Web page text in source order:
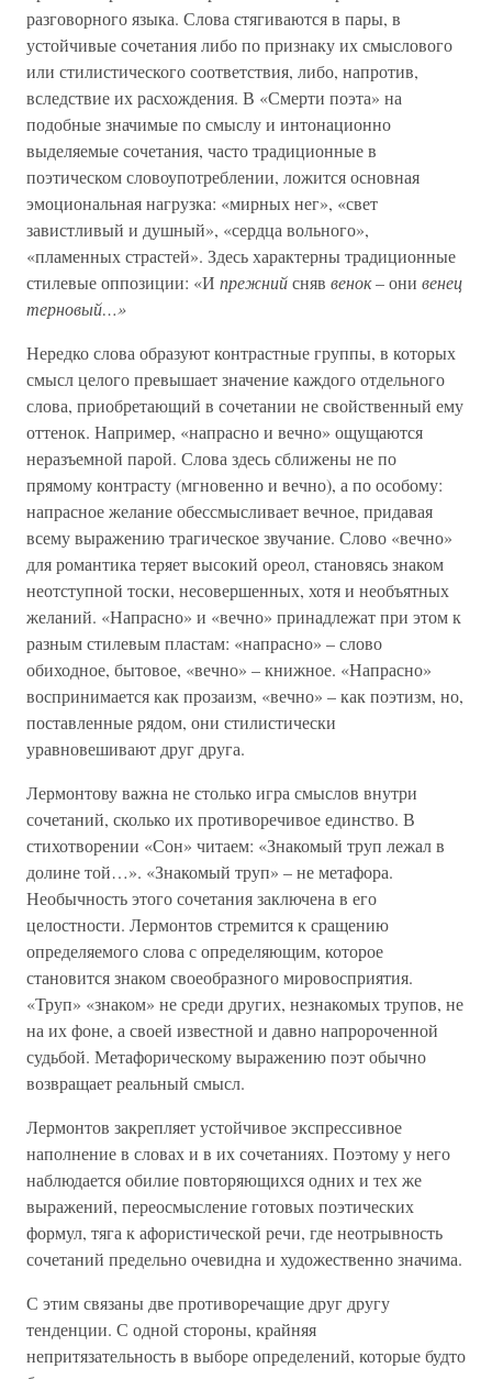
разговорного языка. Слова стягиваются в пары, в
устойчивые сочетания либо по признаку их смыслового
или стилистического соответствия, либо, напротив,
вследствие их расхождения. В «Смерти поэта» на
подобные значимые по смыслу и интонационно
выделяемые сочетания, часто традиционные в
поэтическом словоупотреблении, ложится основная
эмоциональная нагрузка: «мирных нег», «свет
завистливый и душный», «сердца вольного»,
«пламенных страстей». Здесь характерны традиционные
стилевые оппозиции: «И прежнийсняв венок– они венец
терновый…»
Нередко слова образуют контрастные группы, в которых
смысл целого превышает значение каждого отдельного
слова, приобретающий в сочетании не свойственный ему
оттенок. Например, «напрасно и вечно» ощущаются
неразъемной парой. Слова здесь сближены не по
прямому контрасту (мгновенно и вечно), а по особому:
напрасное желание обессмысливает вечное, придавая
всему выражению трагическое звучание. Слово «вечно»
для романтика теряет высокий ореол, становясь знаком
неотступной тоски, несовершенных, хотя и необъятных
желаний. «Напрасно» и «вечно» принадлежат при этом к
разным стилевым пластам: «напрасно» – слово
обиходное, бытовое, «вечно» – книжное. «Напрасно»
воспринимается как прозаизм, «вечно» – как поэтизм, но,
поставленные рядом, они стилистически
уравновешивают друг друга.
Лермонтову важна не столько игра смыслов внутри
сочетаний, сколько их противоречивое единство. В
стихотворении «Сон» читаем: «Знакомый труп лежал в
долине той…». «Знакомый труп» – не метафора.
Необычность этого сочетания заключена в его
целостности. Лермонтов стремится к сращению
определяемого слова с определяющим, которое
становится знаком своеобразного мировосприятия.
«Труп» «знаком» не среди других, незнакомых трупов, не
на их фоне, а своей известной и давно напророченной
судьбой. Метафорическому выражению поэт обычно
возвращает реальный смысл.
Лермонтов закрепляет устойчивое экспрессивное
наполнение в словах и в их сочетаниях. Поэтому у него
наблюдается обилие повторяющихся одних и тех же
выражений, переосмысление готовых поэтических
формул, тяга к афористической речи, где неотрывность
сочетаний предельно очевидна и художественно значима.
С этим связаны две противоречащие друг другу
тенденции. С одной стороны, крайняя
непритязательность в выборе определений, которые будто